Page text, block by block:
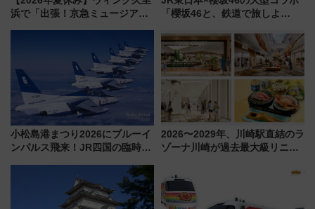
浜で「出張！京急ミュージア
「櫻坂46と、鉄道で旅しよ
潟・長野・庄内へ
小松島港まつり2026にブルーイ
ンパルス飛来！JR四国の臨時ダ
2026〜2029年、川崎駅直結のラ
ゾーナ川崎が過去最大級リニュ
「いつから何が変わるか」徹底
解説！